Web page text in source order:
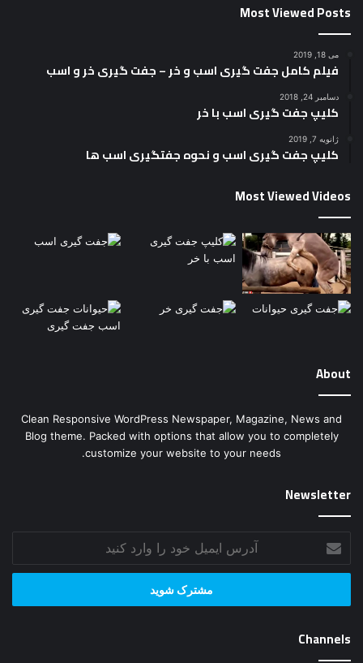
Most Viewed Posts
می 18, 2019
فیلم کامل جفت گیری اسب و خر – جفت گیری خر و اسب
دسامبر 24, 2018
کلیپ جفت گیری اسب با خر
ژانویه 7, 2019
کلیپ جفت گیری اسب و نحوه جفتگیری اسب ها
Most Viewed Videos
About
Clean Responsive WordPress Newspaper, Magazine, News and
Blog theme. Packed with options that allow you to completely
customize your website to your needs.
Newsletter
آدرس
ایمیل
خود
وارد
Channels